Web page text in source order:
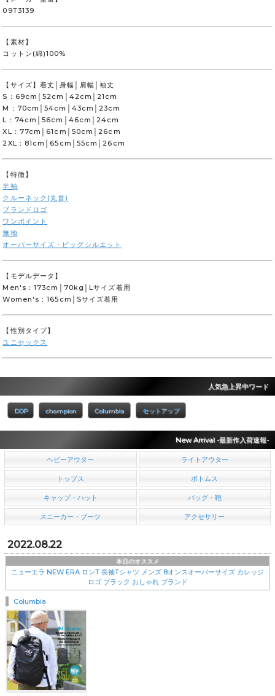
09T3139
【素材】
コットン(綿)100%
【サイズ】着丈│身幅│肩幅│袖丈
S：69cm│52cm│42cm│21cm
M：70cm│54cm│43cm│23cm
L：74cm│56cm│46cm│24cm
XL：77cm│61cm│50cm│26cm
2XL：81cm│65cm│55cm│26cm
【特徴】
半袖
クルーネック(丸首)
ブランドロゴ
ワンポイント
無地
オーバーサイズ・ビッグシルエット
【モデルデータ】
Men's：173cm│70kg│Lサイズ着用
Women's：165cm│Sサイズ着用
【性別タイプ】
ユニセックス
人気急上昇中ワード
DOP champion Columbia セットアップ
New Arrival -最新作入荷速報-
ヘビーアウター ライトアウター
トップス ボトムス
キャップ・ハット バッグ・鞄
スニーカー・ブーツ アクセサリー
2022.08.22
本日のオススメ
ニューエラ NEW ERA ロンT 長袖Tシャツ メンズ 8オンスオーバーサイズ カレッジ
ロゴ ブラック おしゃれ ブランド
Columbia